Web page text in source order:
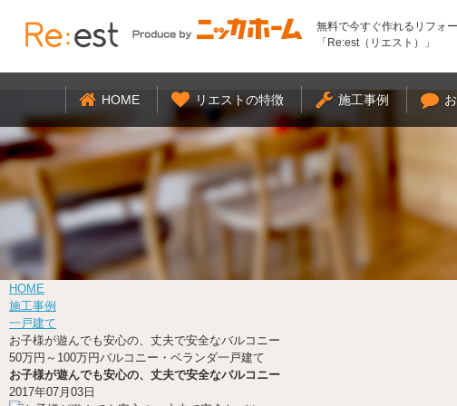
無料で今すぐ作れるリフォ
「Re:est（リエスト）」
HOME リエストの特徴 施工事例
HOME
施工事例
一戸建て
お子様が遊んでも安心の、丈夫で安全なバルコニー
50万円～100万円バルコニー・ベランダ一戸建て
お子様が遊んでも安心の、丈夫で安全なバルコニー
2017年07月03日